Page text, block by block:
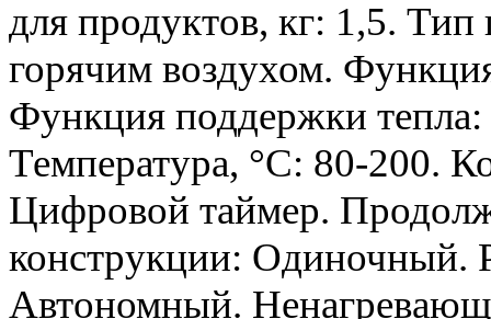
для продуктов, кг: 1,5.
горячим воздухом.
Функция поддержки тепла:
Температура, °C: 80-200.
Цифровой таймер.
конструкции: Одиночный.
Автономный.